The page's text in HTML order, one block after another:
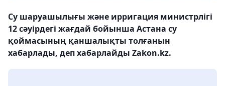
Су шаруашылығы және ирригация министрлігі
12 сәуірдегі жағдай бойынша Астана су
қоймасының қаншалықты толғанын
хабарлады, деп хабарлайды Zakon.kz.